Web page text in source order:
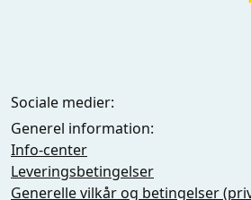
Sociale medier:
Generel information:
Info-center
Leveringsbetingelser
Generelle vilkår og betingelser